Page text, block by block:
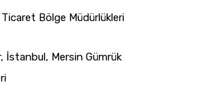
Ticaret Bölge Müdürlükleri
İstanbul, Mersin Gümrük